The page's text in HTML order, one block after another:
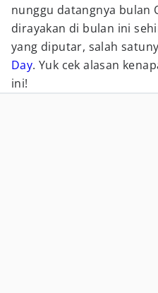
nunggu datangnya bulan
dirayakan di bulan ini
yang diputar, salah
Day. Yuk cek alasan
ini!